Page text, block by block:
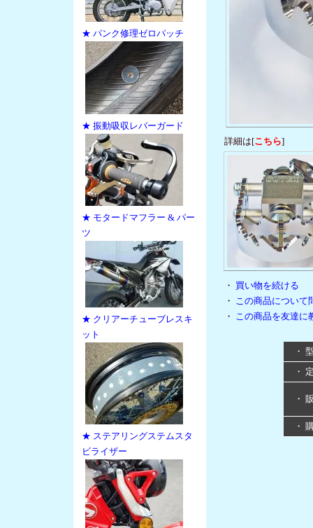
★ パンク修理ゼロパッチ
★ 振動吸収レバーガード
★ モタードマフラー & パー
ツ
★ クリアーチューブレスキ
ット
★ ステアリングステムスタ
ビライザー
詳細は[こちら]
・ 買い物を続ける
・ この商品について
・ この商品を友達に
・
・
・
・